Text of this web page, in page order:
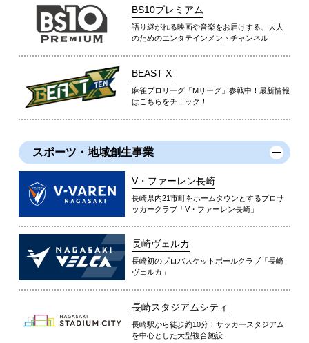
BS10プレミアム
語り継がれる映画や音楽をお届けする、大人
のためのエンタテインメントチャンネル
BEAST X
麻雀プロリーグ「Mリーグ」参戦中！最新情報
はこちらをチェック！
スポーツ・地域創生事業
V・ファーレン長崎
長崎県内21市町をホームタウンとするプロサ
ッカークラブ「V・ファーレン長崎」
長崎ヴェルカ
長崎初のプロバスケットボールクラブ「長崎
ヴェルカ」
長崎スタジアムシティ
長崎駅から徒歩約10分！サッカースタジアム
を中心とした大型複合施設